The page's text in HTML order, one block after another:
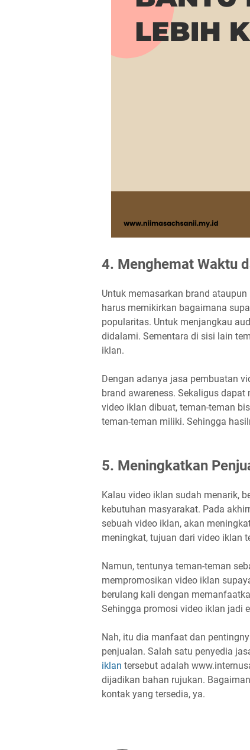
4. Menghemat Waktu
Untuk memasarkan brand
harus memikirkan bagaimana
popularitas. Untuk menjangkau
didalami. Sementara di sisi lain
iklan.
Dengan adanya jasa pembuatan
brand awareness. Sekaligus
video iklan dibuat, teman-teman
teman-teman miliki. Sehingga
5. Meningkatkan
Kalau video iklan sudah menarik,
kebutuhan masyarakat. Pada
sebuah video iklan, akan
meningkat, tujuan dari video iklan
Namun, tentunya teman-teman
mempromosikan video iklan
berulang kali dengan
Sehingga promosi video iklan jadi
Nah, itu dia manfaat dan
penjualan. Salah satu penyedia
iklan tersebut adalah
dijadikan bahan rujukan.
kontak yang tersedia, ya.